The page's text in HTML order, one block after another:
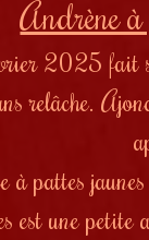
Andrène
2025 fait
relâche.
à pattes
est une